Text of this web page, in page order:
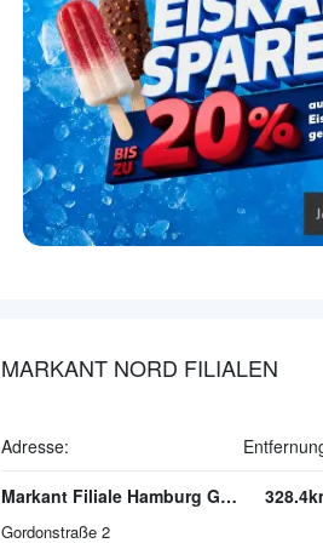
MARKANT NORD FILIALEN
Adresse:
Markant Filiale Hamburg Gordonstraße
Gordonstraße 2